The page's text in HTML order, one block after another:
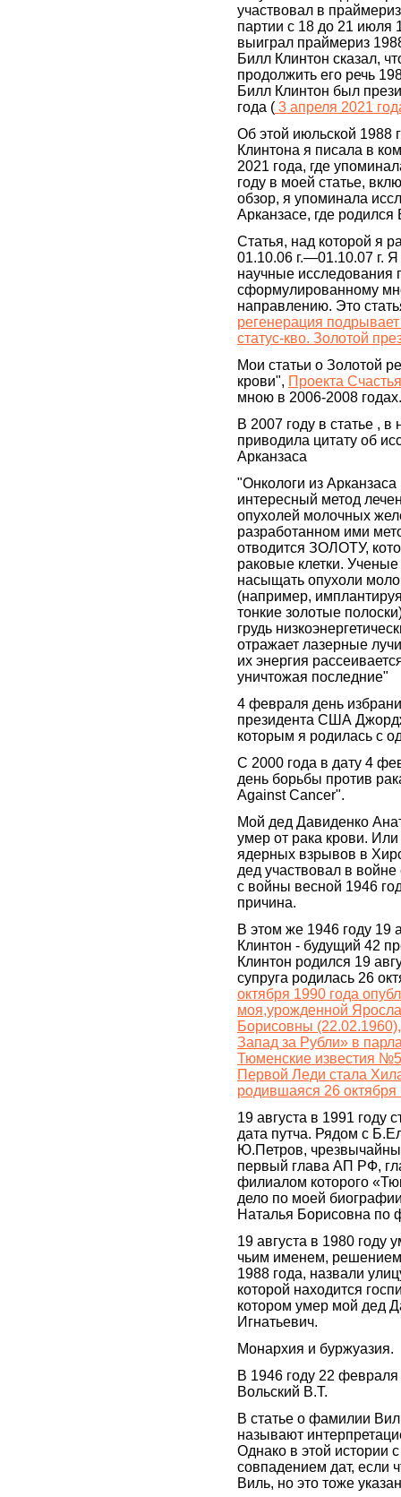
участвовал в
партии с 18 до 21 июля
выиграл праймериз
Билл Клинтон сказал,
продолжить его речь
Билл Клинтон был
года ( 3 апреля 2021
Об этой июльской 1988
Клинтона я писала в
2021 года, где
году в моей статье,
обзор, я упоминала
Арканзасе, где родился
Статья, над которой я
01.10.06 г.—01.10.07 г.
научные исследования
сформулированному
направлению. Это
регенерация
статус-кво. Золотой
Мои статьи о Золотой
крови", Проекта Счастья
мною в 2006-2008 годах.
В 2007 году в статье , в
приводила цитату об
Арканзаса
"Онкологи из
интересный метод
опухолей молочных
разработанном ими
отводится ЗОЛОТУ,
раковые клетки.
насыщать опухоли
(например,
тонкие золотые
грудь
отражает лазерные
их энергия
уничтожая последние"
4 февраля день
президента США
которым я родилась с
С 2000 года в дату 4
день борьбы против
Against Cancer".
Мой дед Давиденко
умер от рака крови. Или
ядерных взрывов в
дед участвовал в
с войны весной 1946
причина.
В этом же 1946 году 19
Клинтон - будущий 42
Клинтон родился 19
супруга родилась 26
октября 1990 года
моя,урожденной
Борисовны
Запад за Рубли» в
Тюменские известия
Первой Леди стала
родившаяся 26 октября
19 августа в 1991 году
дата путча. Рядом с
Ю.Петров,
первый глава АП РФ,
филиалом которого
дело по моей
Наталья Борисовна по
19 августа в 1980 году
чьим именем, решением
1988 года, назвали
которой находится
котором умер мой дед
Игнатьевич.
Монархия и буржуазия.
В 1946 году 22
Вольский В.Т.
В статье о фамилии
называют
Однако в этой истории
совпадением дат, если
Виль, но это тоже